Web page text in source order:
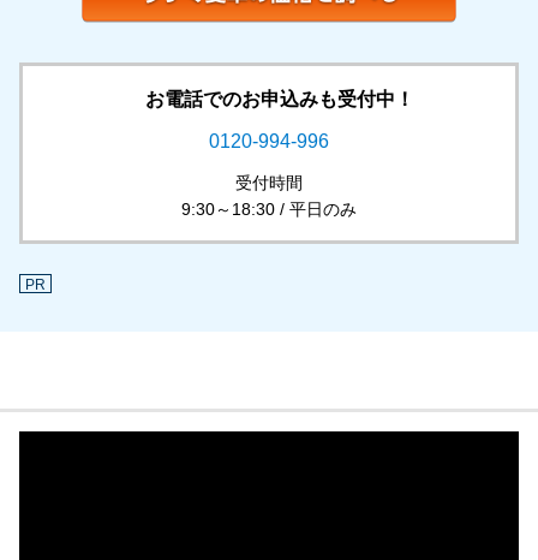
お電話でのお申込みも受付中！
0120-994-996
受付時間
9:30～18:30 / 平日のみ
PR